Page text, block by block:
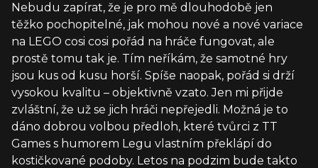
Nebudu zapírat, že je pro mě dlouhodobě jen
těžko pochopitelné, jak mohou nové a nové variace
na LEGO cosi cosi pořád na hráče fungovat, ale
prostě tomu tak je. Tím neříkám, že samotné hry
jsou kus od kusu horší. Spíše naopak, pořád si drží
vysokou kvalitu – objektivně vzato. Jen mi přijde
zvláštní, že už se jich hráči nepřejedli. Možná je to
dáno dobrou volbou předloh, které tvůrci z TT
Games s humorem Legu vlastním překlápí do
kostičkované podoby. Letos na podzim bude takto